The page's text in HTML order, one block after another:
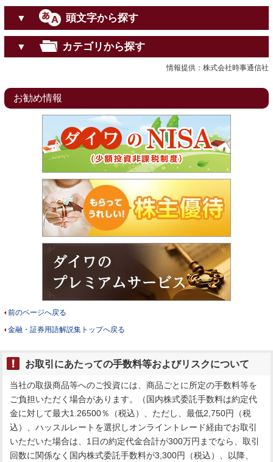
▼ 頭文字から探す
▼ カテゴリから探す
情報提供：株式会社時事通信社
お勧め情報
前のページへ戻る
金融・証券用語解説集トップへ戻る
お取引にあたっての手数料等およびリスクについて
当社の取扱商品等へのご投資には、商品ごとに所定の手数料等を
ご負担いただく場合があります。（国内株式委託手数料は約定代
金に対して最大1.26500％（税込）、ただし、最低2,750円（税
込）、ハッスルレートを選択しオンライントレード経由でお取引
いただいた場合は、1日の約定代金合計が300万円までなら、取引
回数に関係なく国内株式委託手数料が3,300円（税込）、以降、